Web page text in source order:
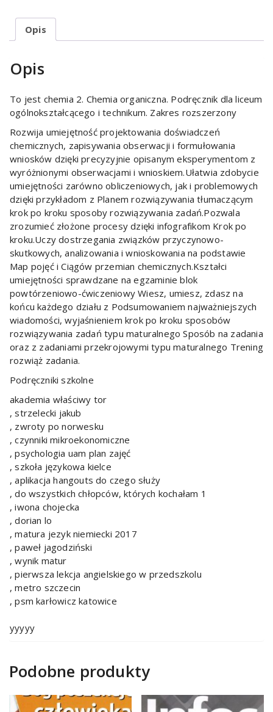
Opis
Opis
To jest chemia 2. Chemia organiczna. Podręcznik dla liceum
ogólnokształcącego i technikum. Zakres rozszerzony
Rozwija umiejętność projektowania doświadczeń
chemicznych, zapisywania obserwacji i formułowania
wniosków dzięki precyzyjnie opisanym eksperymentom z
wyróżnionymi obserwacjami i wnioskiem.Ułatwia zdobycie
umiejętności zarówno obliczeniowych, jak i problemowych
dzięki przykładom z Planem rozwiązywania tłumaczącym
krok po kroku sposoby rozwiązywania zadań.Pozwala
zrozumieć złożone procesy dzięki infografikom Krok po
kroku.Uczy dostrzegania związków przyczynowo-
skutkowych, analizowania i wnioskowania na podstawie
Map pojęć i Ciągów przemian chemicznych.Kształci
umiejętności sprawdzane na egzaminie blok
powtórzeniowo-ćwiczeniowy Wiesz, umiesz, zdasz na
końcu każdego działu z Podsumowaniem najważniejszych
wiadomości, wyjaśnieniem krok po kroku sposobów
rozwiązywania zadań typu maturalnego Sposób na zadania
oraz z zadaniami przekrojowymi typu maturalnego Trening
rozwiąż zadania.
Podręczniki szkolne
akademia właściwy tor
, strzelecki jakub
, zwroty po norwesku
, czynniki mikroekonomiczne
, psychologia uam plan zajęć
, szkoła językowa kielce
, aplikacja hangouts do czego służy
, do wszystkich chłopców, których kochałam 1
, iwona chojecka
, dorian lo
, matura jezyk niemiecki 2017
, paweł jagodziński
, wynik matur
, pierwsza lekcja angielskiego w przedszkolu
, metro szczecin
, psm karłowicz katowice
yyyyy
Podobne produkty